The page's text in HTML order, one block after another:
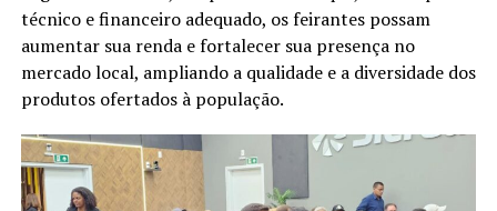
técnico e financeiro adequado, os feirantes possam
aumentar sua renda e fortalecer sua presença no
mercado local, ampliando a qualidade e a diversidade dos
produtos ofertados à população.